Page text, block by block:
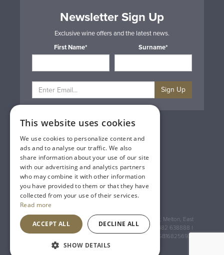
Newsletter Sign Up
Exclusive wine offers and the latest news.
First Name*
Surname*
Sign Up
Privacy & Cookie Policy
Gift Cards
Terms & Conditions
Delivery & Returns
Trade
Contact Us
Site Map
Lakeland Vintners
Registered Address: House of Townend Wyke Way, Melton, East
Yorkshire, HU14 3BQ (for sat navs use HU14 3HH) 01482 638888 |
Registered No: England 723084 VAT Registration: GB168256930
An Inspired Agency
This website uses cookies
We use cookies to personalize content and
ads and to analyse our traffic. We also
share information about your use of our site
with our advertising and analytics partners
who may combine it with other information
you have provided to them or that they have
collected from your use of their services.
Read more
ACCEPT ALL DECLINE ALL
SHOW DETAILS